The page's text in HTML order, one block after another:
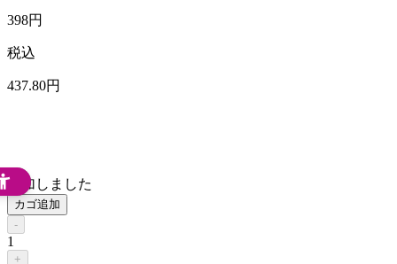
398円
税込
437.80円
追加しました
カゴ追加
-
1
+